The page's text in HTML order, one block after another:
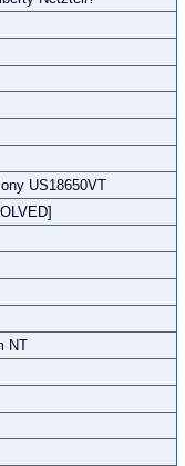
US18650VT
NT